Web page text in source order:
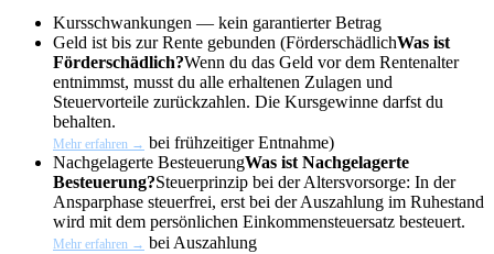
Kursschwankungen — kein garantierter Betrag
Geld ist bis zur Rente gebunden (FörderschädlichWas ist
Förderschädlich?Wenn du das Geld vor dem Rentenalter
entnimmst, musst du alle erhaltenen Zulagen und
Steuervorteile zurückzahlen. Die Kursgewinne darfst du
behalten.
Mehr erfahren → bei frühzeitiger Entnahme)
Nachgelagerte BesteuerungWas ist Nachgelagerte
Besteuerung?Steuerprinzip bei der Altersvorsorge: In der
Ansparphase steuerfrei, erst bei der Auszahlung im Ruhestand
wird mit dem persönlichen Einkommensteuersatz besteuert.
Mehr erfahren → bei Auszahlung